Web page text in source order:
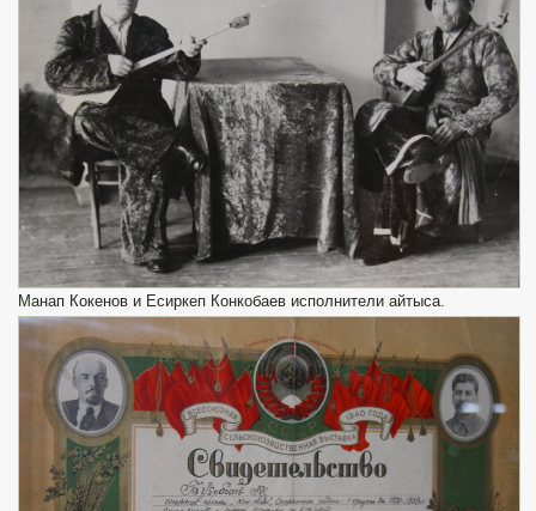
Манап Кокенов и Есиркеп Конкобаев исполнители айтыса.